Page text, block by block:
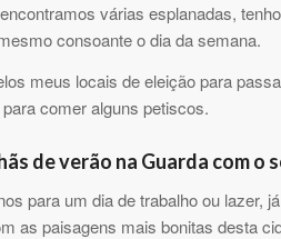
várias esplanadas,
consoante o dia da semana.
meus locais de eleição para
comer alguns petiscos.
de verão na Guarda com o
para um dia de trabalho ou lazer,
as paisagens mais bonitas desta